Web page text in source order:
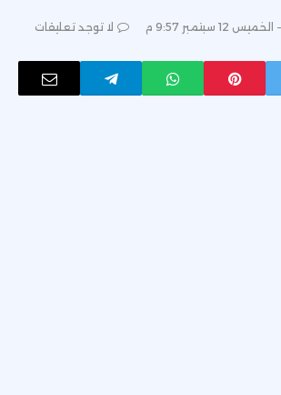
الخميس 12 سبتمبر 9:57 م لا توجد تعليقات